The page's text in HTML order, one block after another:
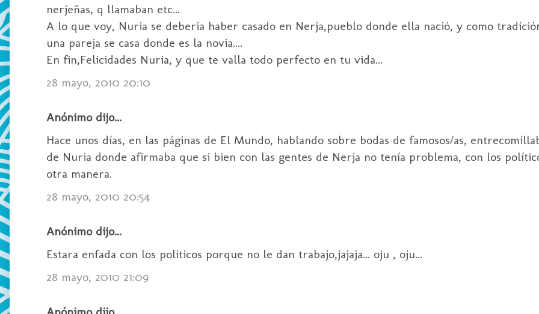
nerjeñas, q llamaban etc...
A lo que voy, Nuria se deberia haber casado en Nerja,pueblo donde ella nació, y como
una pareja se casa donde es la novia....
En fin,Felicidades Nuria, y que te valla todo perfecto en tu vida...
28 mayo, 2010 20:10
Anónimo dijo...
Hace unos días, en las páginas de El Mundo, hablando sobre bodas de famosos/as,
de Nuria donde afirmaba que si bien con las gentes de Nerja no tenía problema, con los
otra manera.
28 mayo, 2010 20:54
Anónimo dijo...
Estara enfada con los politicos porque no le dan trabajo,jajaja... oju , oju...
28 mayo, 2010 21:09